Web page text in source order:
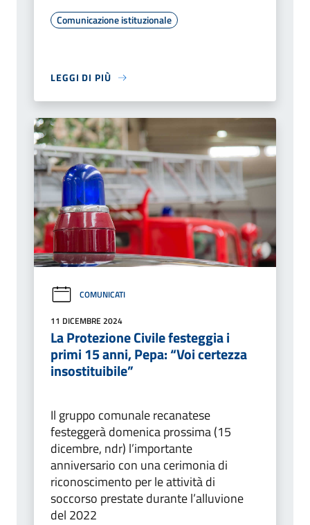
Comunicazione istituzionale
LEGGI DI PIÙ
COMUNICATI
11 DICEMBRE 2024
La Protezione Civile festeggia i
primi 15 anni, Pepa: “Voi certezza
insostituibile”
Il gruppo comunale recanatese
festeggerà domenica prossima (15
dicembre, ndr) l’importante
anniversario con una cerimonia di
riconoscimento per le attività di
soccorso prestate durante l’alluvione
del 2022